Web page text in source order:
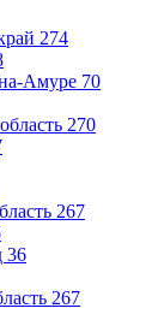
274
Амуре 70
270
267
36
267